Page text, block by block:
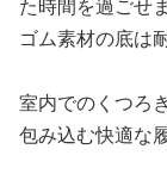
た時間を過ごせま
ゴム素材の底は
室内でのくつろ
包み込む快適な